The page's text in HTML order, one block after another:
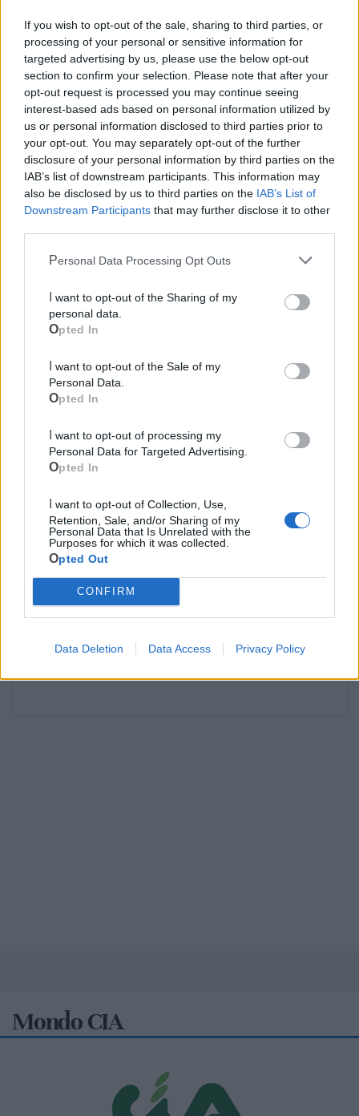
If you wish to opt-out of the sale, sharing to third parties, or
processing of your personal or sensitive information for
targeted advertising by us, please use the below opt-out
section to confirm your selection. Please note that after your
opt-out request is processed you may continue seeing
interest-based ads based on personal information utilized by
us or personal information disclosed to third parties prior to
your opt-out. You may separately opt-out of the further
disclosure of your personal information by third parties on the
IAB’s list of downstream participants. This information may
also be disclosed by us to third parties on the IAB’s List of
Downstream Participants that may further disclose it to other
Personal Data Processing Opt Outs
personal data.
Opted In
Personal Data.
Opted In
Personal Data for Targeted Advertising.
Opted In
Retention, Sale, and/or Sharing of my
Personal Data that Is Unrelated with the
Purposes for which it was collected.
Opted Out
CONFIRM
Data Deletion Data Access Privacy Policy
Le notizie del giorno sul tuo smartphone
città direttamente sul tuo smartphone. Scarica Telegram
Cimitero
Guardia Medica
Polizia Locale
Ecocentro e rifiuti
LE INFO UTILI DI MASSAFRA
Mondo CIA